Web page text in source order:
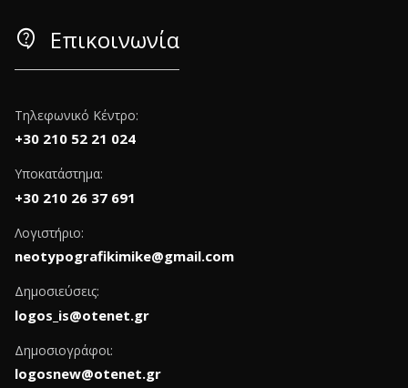
contact_support Επικοινωνία
Τηλεφωνικό Κέντρο:
+30 210 52 21 024
Υποκατάστημα:
+30 210 26 37 691
Λογιστήριο:
neotypografikimike@gmail.com
Δημοσιεύσεις:
logos_is@otenet.gr
Δημοσιογράφοι:
logosnew@otenet.gr